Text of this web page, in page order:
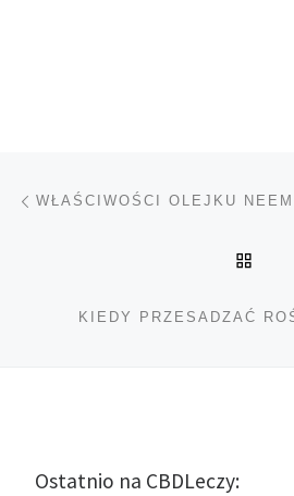
Nawigacja wpisu
WŁAŚCIWOŚCI OLEJKU NEEM
KIEDY PRZESADZAĆ
Ostatnio na CBDLeczy: